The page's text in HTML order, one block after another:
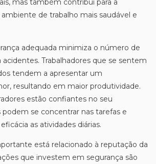
mas também contribui para a
de trabalho mais saudável e
adequada minimiza o número de
acidentes. Trabalhadores que se sentem
tendem a apresentar um
resultando em maior produtividade.
estão confiantes no seu
se concentrar nas tarefas e
as atividades diárias.
está relacionado à reputação da
que investem em segurança são